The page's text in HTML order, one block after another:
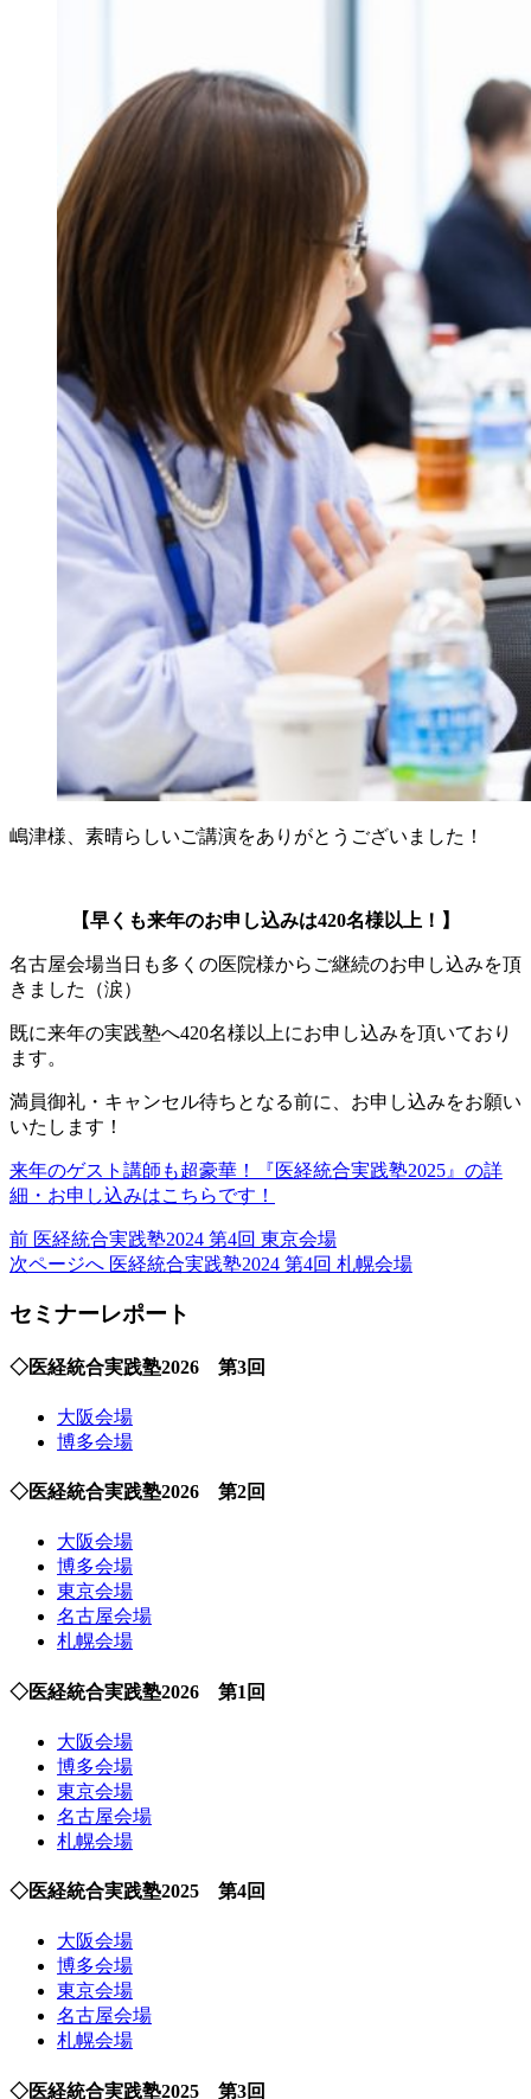
嶋津様、素晴らしいご講演をありがとうございました！
【早くも来年のお申し込みは420名様以上！ 】
名古屋会場当日も多くの医院様からご継続のお申し込みを頂
きました（涙）
既に来年の実践塾へ420名様以上にお申し込みを頂いており
ます。
満員御礼・キャンセル待ちとなる前に、お申し込みをお願い
いたします！
来年のゲスト講師も超豪華！『医経統合実践塾2025』の詳
細・お申し込みはこちらです！
前 前
の
稿:
医経統合実践塾2024 第4回 東京会場
次ページへ 次
投
医経統合実践塾2024 第4回 札幌会場
セミナーレポート
◇医経統合実践塾2026 第3回
大阪会場
博多会場
◇医経統合実践塾2026 第2回
大阪会場
博多会場
東京会場
名古屋会場
札幌会場
◇医経統合実践塾2026 第1回
大阪会場
博多会場
東京会場
名古屋会場
札幌会場
◇医経統合実践塾2025 第4回
大阪会場
博多会場
東京会場
名古屋会場
札幌会場
◇医経統合実践塾2025 第3回